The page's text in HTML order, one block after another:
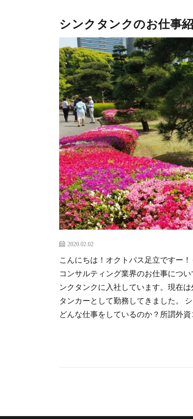
シンクタンクのお仕事
2020.02.02
こんにちは！オクトパス足立ですー
コンサルティング業界のお仕事につ
ンクタンクに入社しています。現在
タンカーとして勤務してきました。
どんな仕事をしているのか？所謂外